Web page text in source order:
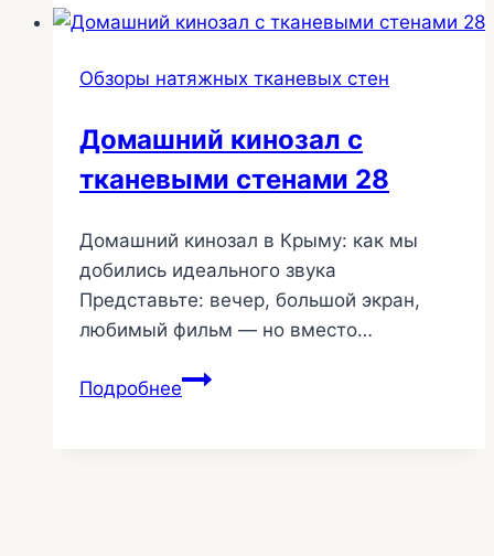
стены»
Обзоры натяжных тканевых стен
Домашний кинозал с
тканевыми стенами 28
Домашний кинозал в Крыму: как мы
добились идеального звука
Представьте: вечер, большой экран,
любимый фильм — но вместо…
ПодробнееДомашний